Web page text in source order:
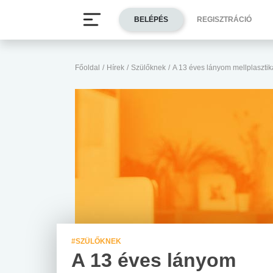
Főoldal / Hírek / Szülőknek / A 13 éves lányom
#SZÜLŐKNEK
A 13 éves lányom
BELÉPÉS REGISZTRÁCIÓ